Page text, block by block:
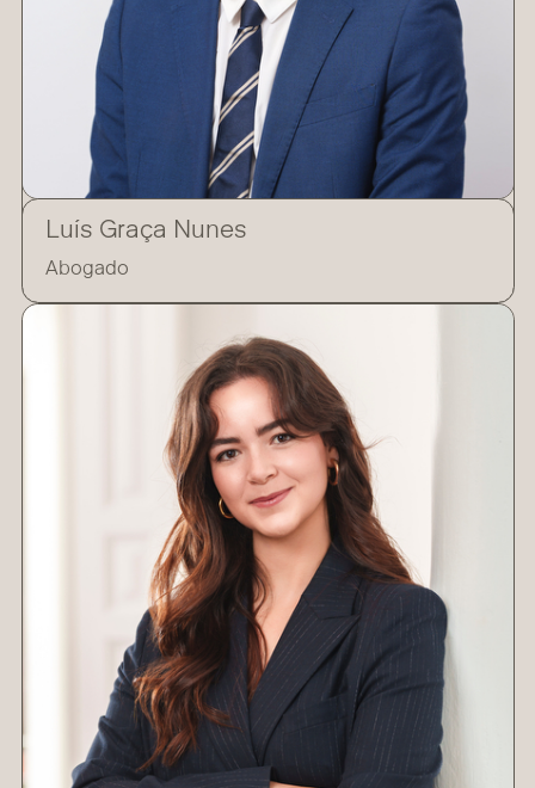
Luís Graça Nunes
Abogado